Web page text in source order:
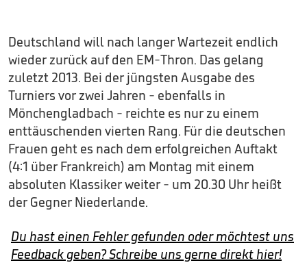
Deutschland will nach langer Wartezeit endlich
wieder zurück auf den EM-Thron. Das gelang
zuletzt 2013. Bei der jüngsten Ausgabe des
Turniers vor zwei Jahren - ebenfalls in
Mönchengladbach - reichte es nur zu einem
enttäuschenden vierten Rang. Für die deutschen
Frauen geht es nach dem erfolgreichen Auftakt
(4:1 über Frankreich) am Montag mit einem
absoluten Klassiker weiter - um 20.30 Uhr heißt
der Gegner Niederlande.
Du hast einen Fehler gefunden oder möchtest uns
Feedback geben? Schreibe uns gerne direkt hier!